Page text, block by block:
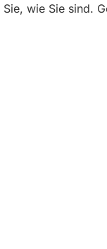
wie Sie sind.